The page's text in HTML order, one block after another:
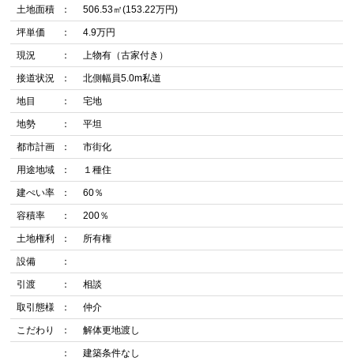
土地面積 506.53㎡(153.22万円)
坪単価 4.9万円
現況 上物有（古家付き）
接道状況 北側幅員5.0m私道
地目 宅地
地勢 平坦
都市計画 市街化
用途地域 １種住
建ぺい率 60％
容積率 200％
土地権利 所有権
設備
引渡 相談
取引態様 仲介
こだわり 解体更地渡し
建築条件なし